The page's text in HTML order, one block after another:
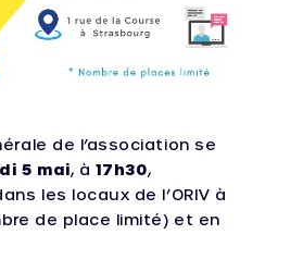
de l’association se
5 mai, à 17h30,
les locaux de l’ORIV à
de place limité) et en